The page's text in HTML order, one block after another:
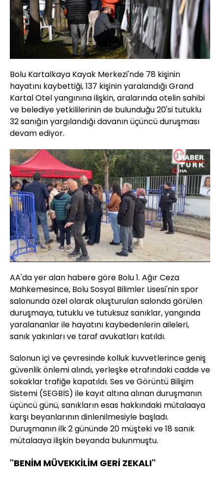
Bolu Kartalkaya Kayak Merkezi'nde 78 kişinin
hayatını kaybettiği, 137 kişinin yaralandığı Grand
Kartal Otel yangınına ilişkin, aralarında otelin sahibi
ve belediye yetkililerinin de bulunduğu 20'si tutuklu
32 sanığın yargılandığı davanın üçüncü duruşması
devam ediyor.
Sesi
Aç
Yüklendi:
32.63%
Oynatma
Hızı
AA'da yer alan habere göre Bolu 1. Ağır Ceza
Mahkemesince, Bolu Sosyal Bilimler Lisesi'nin spor
salonunda özel olarak oluşturulan salonda görülen
duruşmaya, tutuklu ve tutuksuz sanıklar, yangında
yaralananlar ile hayatını kaybedenlerin aileleri,
sanık yakınları ve taraf avukatları katıldı.
Salonun içi ve çevresinde kolluk kuvvetlerince geniş
güvenlik önlemi alındı, yerleşke etrafındaki cadde ve
sokaklar trafiğe kapatıldı. Ses ve Görüntü Bilişim
Sistemi (SEGBİS) ile kayıt altına alınan duruşmanın
üçüncü günü, sanıkların esas hakkındaki mütalaaya
karşı beyanlarının dinlenilmesiyle başladı.
Duruşmanın ilk 2 gününde 20 müşteki ve 18 sanık
mütalaaya ilişkin beyanda bulunmuştu.
"BENİM MÜVEKKİLİM GERİ ZEKALI"